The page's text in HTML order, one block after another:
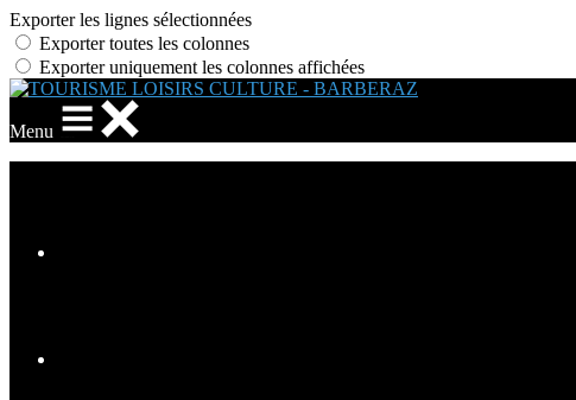
Exporter les lignes sélectionnées
Exporter toutes les colonnes
Exporter uniquement les colonnes affichées
Menu